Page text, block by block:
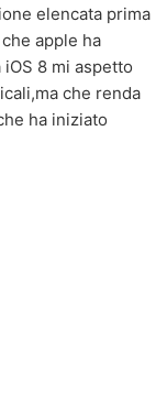
elencata prima
apple ha
8 mi aspetto
che renda
ha iniziato